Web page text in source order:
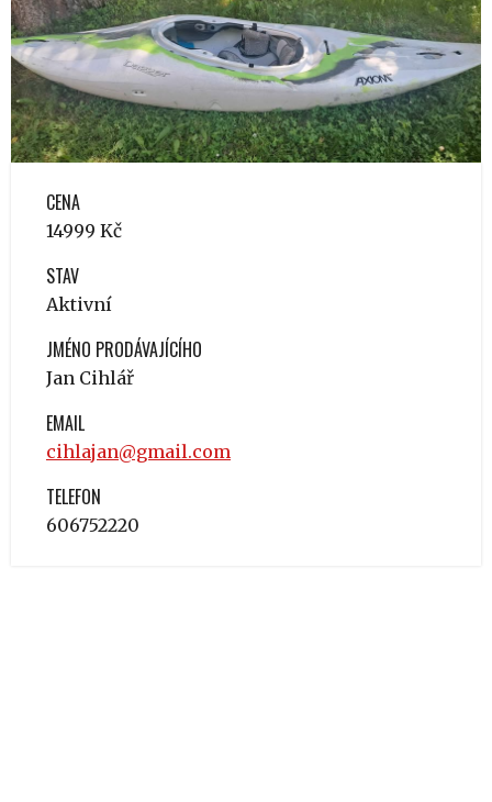
CENA
14999 Kč
STAV
Aktivní
JMÉNO PRODÁVAJÍCÍHO
Jan Cihlář
EMAIL
cihlajan@gmail.com
TELEFON
606752220